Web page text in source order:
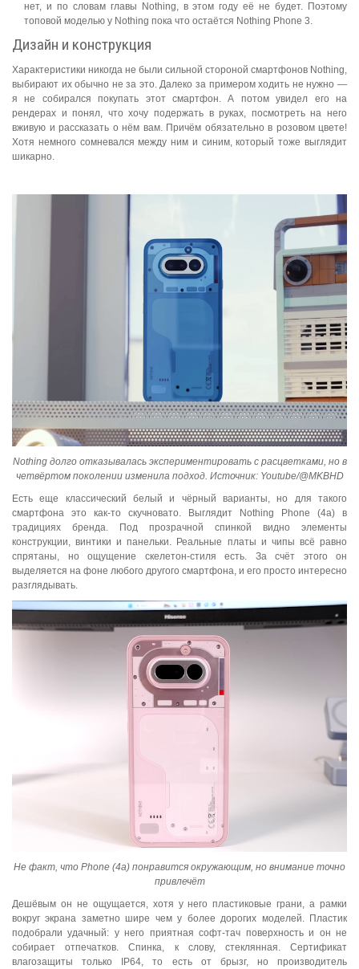
нет, и по словам главы Nothing, в этом году её не будет. Поэтому
топовой моделью у Nothing пока что остаётся Nothing Phone 3.
Дизайн и конструкция
Характеристики никогда не были сильной стороной смартфонов Nothing,
выбирают их обычно не за это. Далеко за примером ходить не нужно —
я не собирался покупать этот смартфон. А потом увидел его на
рендерах и понял, что хочу подержать в руках, посмотреть на него
вживую и рассказать о нём вам. Причём обязательно в розовом цвете!
Хотя немного сомневался между ним и синим, который тоже выглядит
шикарно.
Nothing долго отказывалась экспериментировать с расцветками, но в
четвёртом поколении изменила подход. Источник: Youtube/@MKBHD
Есть еще классический белый и чёрный варианты, но для такого
смартфона это как-то скучновато. Выглядит Nothing Phone (4a) в
традициях бренда. Под прозрачной спинкой видно элементы
конструкции, винтики и панельки. Реальные платы и чипы всё равно
спрятаны, но ощущение скелетон-стиля есть. За счёт этого он
выделяется на фоне любого другого смартфона, и его просто интересно
разглядывать.
Не факт, что Phone (4a) понравится окружающим, но внимание точно
привлечёт
Дешёвым он не ощущается, хотя у него пластиковые грани, а рамки
вокруг экрана заметно шире чем у более дорогих моделей. Пластик
подобрали удачный: у него приятная софт-тач поверхность и он не
собирает отпечатков. Спинка, к слову, стеклянная. Сертификат
влагозащиты только IP64, то есть от брызг, но производитель